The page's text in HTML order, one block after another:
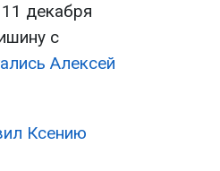
декабря
с
Алексей
Ксению